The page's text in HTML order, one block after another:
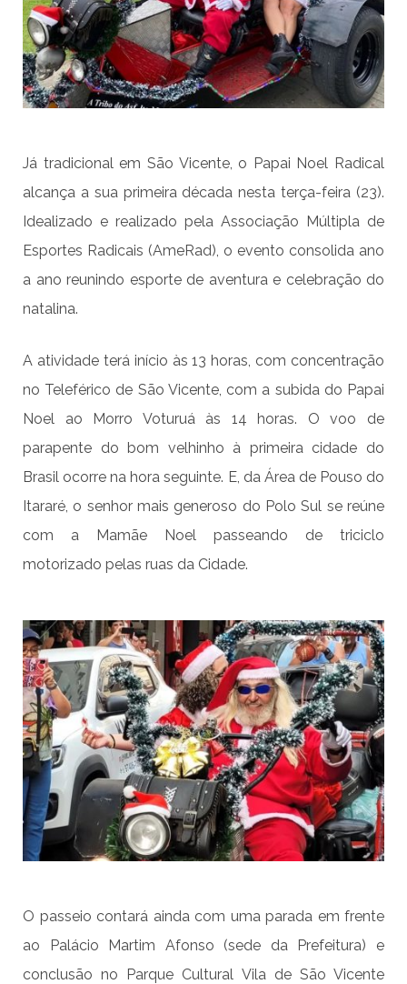
Já tradicional em São Vicente, o Papai Noel Radical
alcança a sua primeira década nesta terça-feira (23).
Idealizado e realizado pela Associação Múltipla de
Esportes Radicais (AmeRad), o evento consolida ano
a ano reunindo esporte de aventura e celebração do
natalina.
A atividade terá início às 13 horas, com concentração
no Teleférico de São Vicente, com a subida do Papai
Noel ao Morro Voturuá às 14 horas. O voo de
parapente do bom velhinho à primeira cidade do
Brasil ocorre na hora seguinte. E, da Área de Pouso do
Itararé, o senhor mais generoso do Polo Sul se reúne
com a Mamãe Noel passeando de triciclo
motorizado pelas ruas da Cidade.
O passeio contará ainda com uma parada em frente
ao Palácio Martim Afonso (sede da Prefeitura) e
conclusão no Parque Cultural Vila de São Vicente